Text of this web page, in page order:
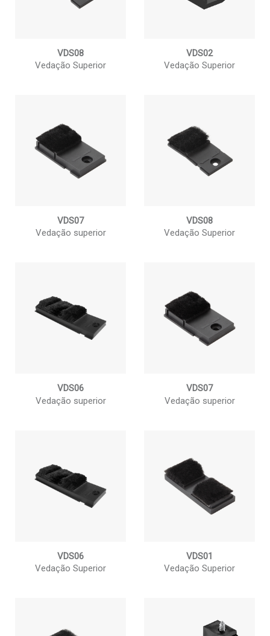
VDS08
Vedação Superior
VDS02
Vedação Superior
VDS07
Vedação superior
VDS08
Vedação Superior
VDS06
Vedação superior
VDS07
Vedação superior
VDS06
Vedação Superior
VDS01
Vedação Superior